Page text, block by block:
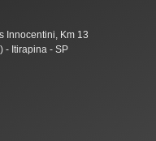
Innocentini, Km 13
- Itirapina - SP